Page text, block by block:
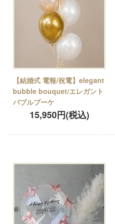
【結婚式 電報/祝電】elegant
bubble bouquet/エレガント
バブルブーケ
15,950円(税込)